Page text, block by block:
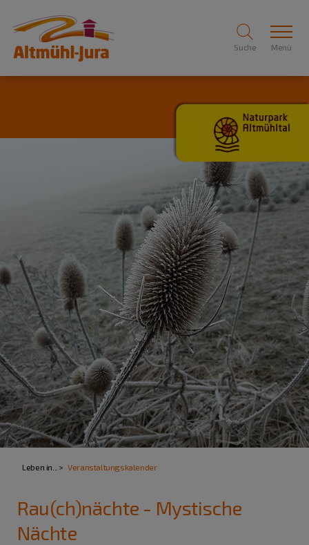
Suche Menü
Leben in... Veranstaltungskalender
Rau(ch)nächte - Mystische
Nächte